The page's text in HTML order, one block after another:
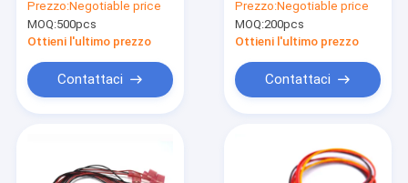
2x7 Spillo Custom
UL1672
Prezzo:Negotiable price
MOQ:500pcs
Ottieni l'ultimo prezzo
Contattaci
Wire To Board
Connettore per il
lettore DVD
Prezzo:Negotiable price
MOQ:200pcs
Ottieni l'ultimo prezzo
Contattaci